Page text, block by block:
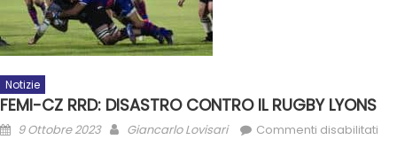
Notizie
FEMI-CZ RRD: DISASTRO CONTRO IL RUGBY LYONS
9 Ottobre 2023 Giancarlo Lovisari Commenti disabilitati